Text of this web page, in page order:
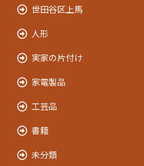
世田谷区上馬
人形
実家の片付け
家電製品
工芸品
書籍
未分類